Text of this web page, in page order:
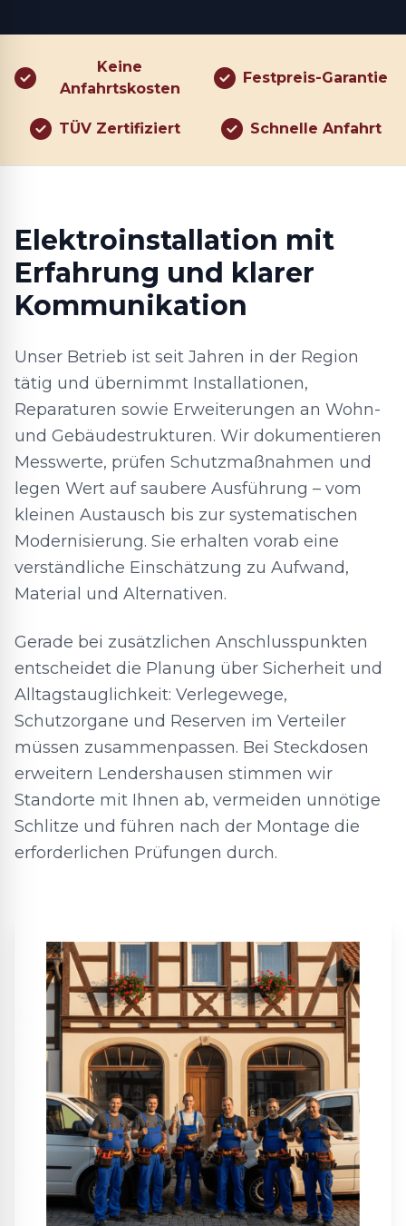
Keine
Anfahrtskosten
Festpreis-Garantie
TÜV Zertifiziert Schnelle Anfahrt
Elektroinstallation mit
Erfahrung und klarer
Kommunikation
Unser Betrieb ist seit Jahren in der Region
tätig und übernimmt Installationen,
Reparaturen sowie Erweiterungen an Wohn-
und Gebäudestrukturen. Wir dokumentieren
Messwerte, prüfen Schutzmaßnahmen und
legen Wert auf saubere Ausführung – vom
kleinen Austausch bis zur systematischen
Modernisierung. Sie erhalten vorab eine
verständliche Einschätzung zu Aufwand,
Material und Alternativen.
Gerade bei zusätzlichen Anschlusspunkten
entscheidet die Planung über Sicherheit und
Alltagstauglichkeit: Verlegewege,
Schutzorgane und Reserven im Verteiler
müssen zusammenpassen. Bei Steckdosen
erweitern Lendershausen stimmen wir
Standorte mit Ihnen ab, vermeiden unnötige
Schlitze und führen nach der Montage die
erforderlichen Prüfungen durch.